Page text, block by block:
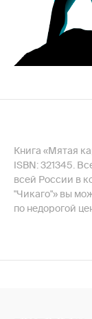
Книга «Мятая
ISBN: 321345.
всей России в
"Чикаго"» вы
по недорогой